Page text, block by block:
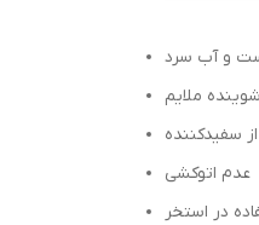
و آب سرد
ملایم
سفیدکننده
عدم اتوکشی
در استخر